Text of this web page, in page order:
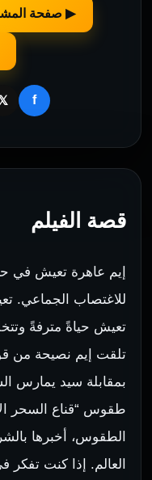
▶ صفحة
f
قصة الفيلم
إيم عاهرة تعيش في
للاغتصاب الجماعي.
تعيش حياةً مترفةً
تلقت إيم نصيحة من
بمقابلة سيد يمارس
طقوس “قناع السحر
الطقوس، أخبرها
العالم. إذا كنت تفكر